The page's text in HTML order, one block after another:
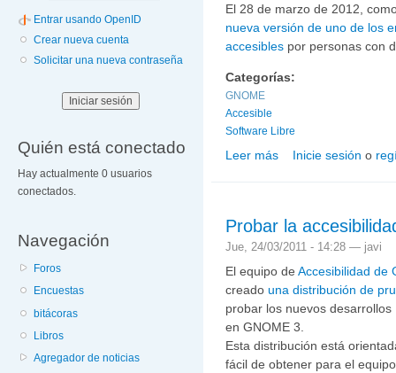
Entrar usando OpenID
Crear nueva cuenta
Solicitar una nueva contraseña
Quién está conectado
Hay actualmente 0 usuarios
conectados.
Navegación
Foros
Encuestas
bitácoras
Libros
Agregador de noticias
El 28 de marzo de 2012,
nueva versión de uno de los
accesibles por personas con
Categorías:
GNOME
Accesible
Software Libre
Leer más sobre GNOME 3.4
Inicie sesión o
Probar la
Jue, 24/03/2011 - 14:28 — javi
El equipo de Accesibilidad de
creado una distribución de
probar los nuevos desarrollos
en GNOME 3.
Esta distribución está
fácil de obtener para el